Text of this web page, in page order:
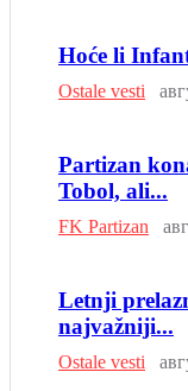
Hoće li
Ostale vesti
Partizan
Tobol, ali...
FK Partizan
Letnji
najvažniji...
Ostale vesti